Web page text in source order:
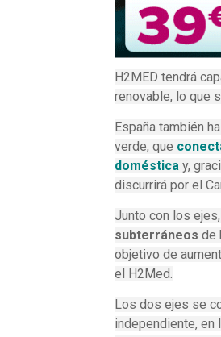
H2MED tendrá
renovable, lo que
España también
verde, que
doméstica y,
discurrirá por el
Junto con los
subterráneos de
objetivo de
el H2Med.
Los dos ejes se
independiente, en